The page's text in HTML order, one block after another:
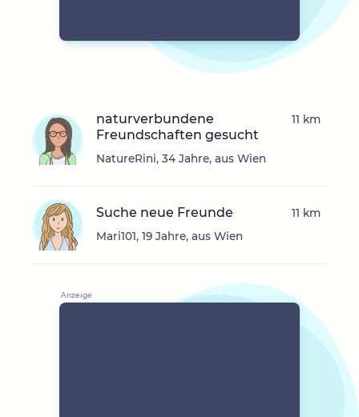
naturverbundene
Freundschaften gesucht
NatureRini, 34 Jahre, aus Wien
11 km
Suche neue Freunde
Mari101, 19 Jahre, aus Wien
11 km